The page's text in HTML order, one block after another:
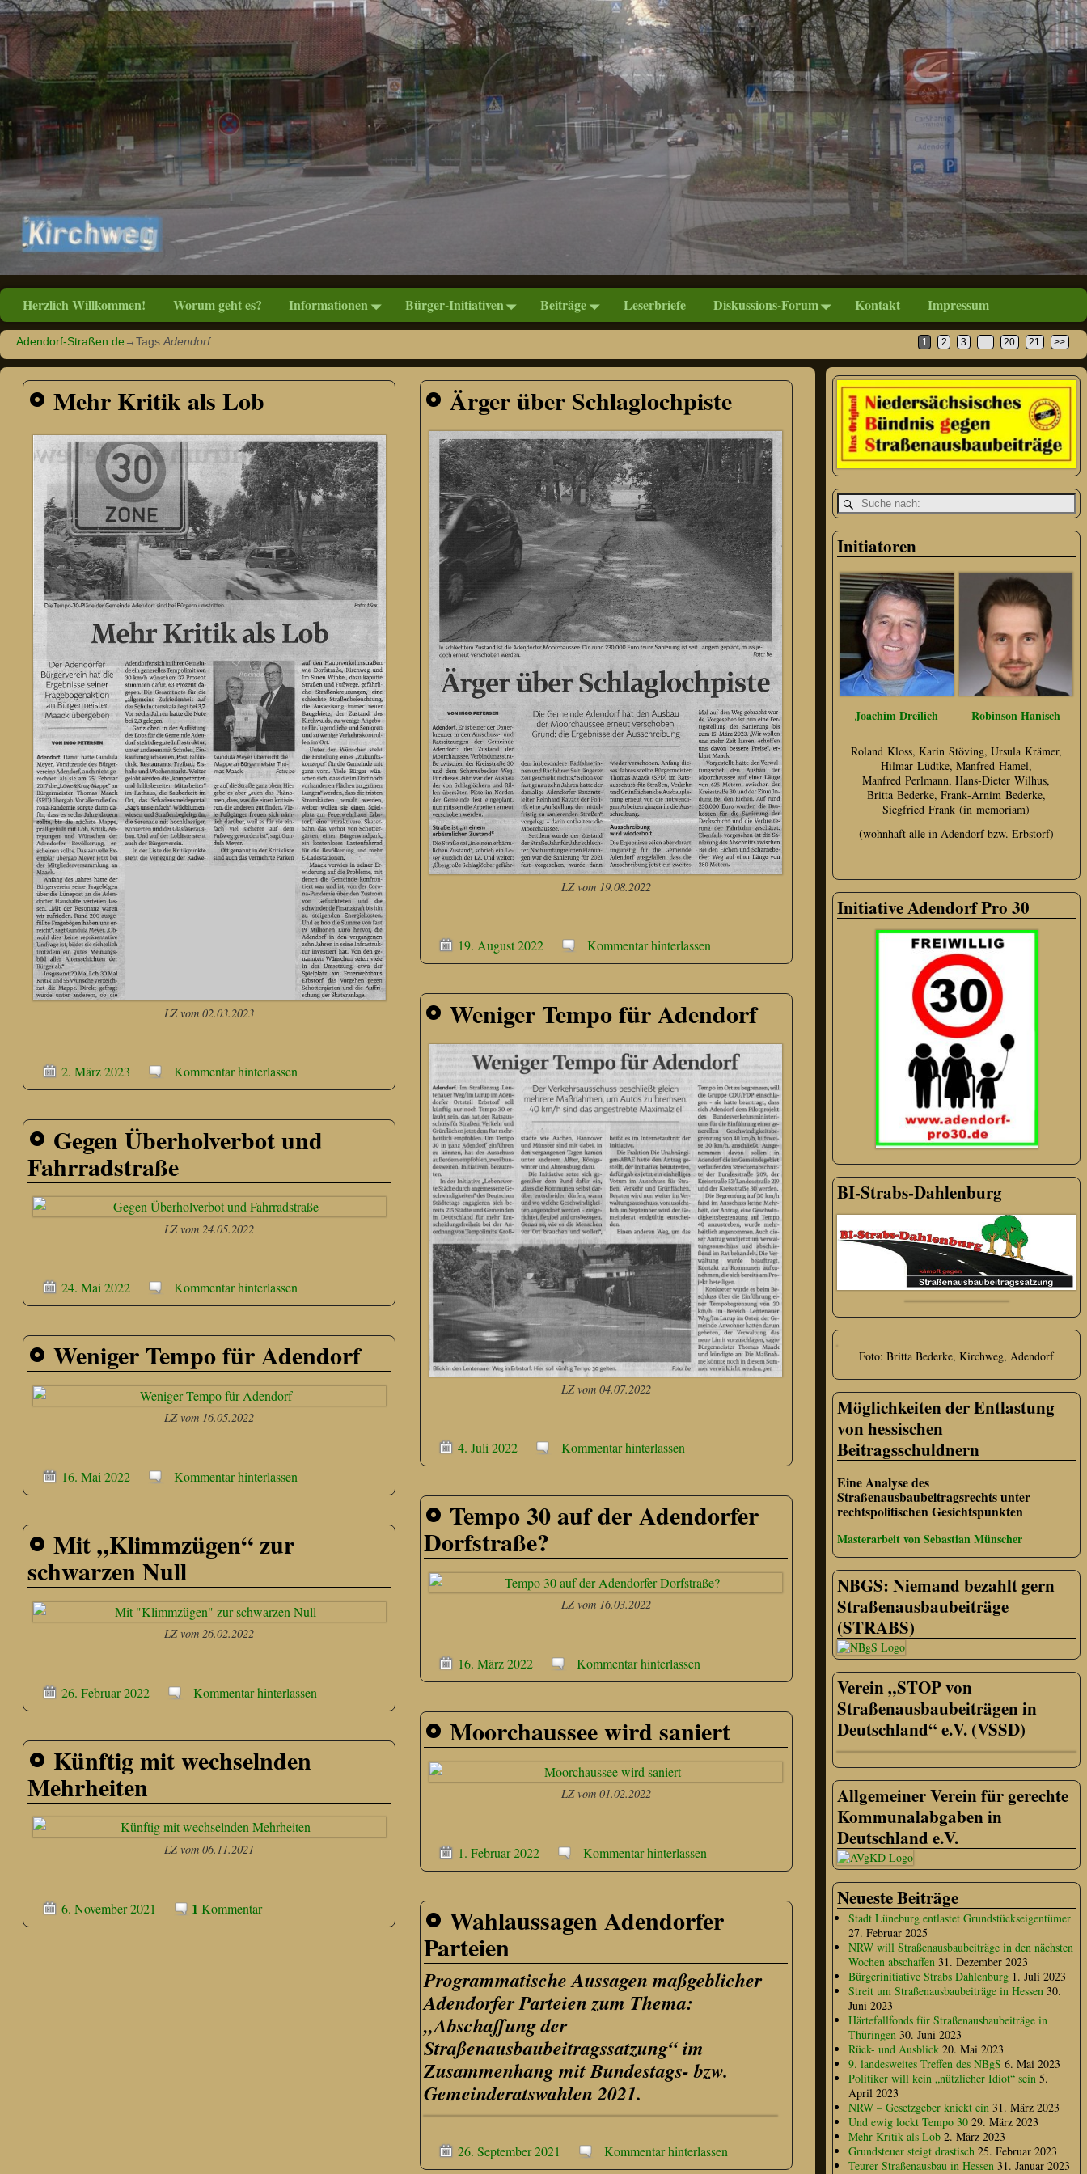
Herzlich Willkommen! Worum geht es? Informationen Bürger-Initiativen Beiträge Leserbriefe Diskussions-Forum Kontakt Impressum
Adendorf-Straßen.de→Tags Adendorf 1 2 3 … 20 21 >>
Mehr Kritik als Lob
LZ vom 02.03.2023
2. März 2023 Kommentar hinterlassen
Ärger über Schlaglochpiste
LZ vom 19.08.2022
19. August 2022 Kommentar hinterlassen
Weniger Tempo für Adendorf
LZ vom 04.07.2022
4. Juli 2022 Kommentar hinterlassen
Gegen Überholverbot und
Fahrradstraße
LZ vom 24.05.2022
24. Mai 2022 Kommentar hinterlassen
Weniger Tempo für Adendorf
LZ vom 16.05.2022
16. Mai 2022 Kommentar hinterlassen
Tempo 30 auf der Adendorfer
Dorfstraße?
LZ vom 16.03.2022
16. März 2022 Kommentar hinterlassen
Mit „Klimmzügen“ zur
schwarzen Null
LZ vom 26.02.2022
26. Februar 2022 Kommentar hinterlassen
Moorchaussee wird saniert
LZ vom 01.02.2022
1. Februar 2022 Kommentar hinterlassen
Künftig mit wechselnden
Mehrheiten
LZ vom 06.11.2021
6. November 2021 1 Kommentar Wahlaussagen Adendorfer
Parteien
Programmatische Aussagen maßgeblicher
Adendorfer Parteien zum Thema:
„Abschaffung der
Straßenausbaubeitragssatzung“ im
Zusammenhang mit Bundestags- bzw.
Gemeinderatswahlen 2021.
26. September 2021 Kommentar hinterlassen
Initiatoren
Joachim Dreilich Robinson Hanisch
Roland Kloss, Karin Stöving, Ursula Krämer,
Hilmar Lüdtke, Manfred Hamel,
Manfred Perlmann, Hans‑Dieter Wilhus,
Britta Bederke, Frank‑Arnim Bederke,
Siegfried Frank (in memoriam)
(wohnhaft alle in Adendorf bzw. Erbstorf)
Initiative Adendorf Pro 30
BI-Strabs-Dahlenburg
Foto: Britta Bederke, Kirchweg, Adendorf
Möglichkeiten der Entlastung
von hessischen
Beitragsschuldnern
Eine Analyse des
Straßenausbaubeitragsrechts unter
rechtspolitischen Gesichtspunkten
Masterarbeit von Sebastian Münscher
NBGS: Niemand bezahlt gern
Straßenausbaubeiträge
(STRABS)
Verein „STOP von
Straßenausbaubeiträgen in
Deutschland“ e.V. (VSSD)
Allgemeiner Verein für gerechte
Kommunalabgaben in
Deutschland e.V.
Neueste Beiträge
Stadt Lüneburg entlastet Grundstückseigentümer
27. Februar 2025
NRW will Straßenausbaubeiträge in den nächsten
Wochen abschaffen 31. Dezember 2023
Bürgerinitiative Strabs Dahlenburg 1. Juli 2023
Streit um Straßenausbaubeiträge in Hessen 30.
Juni 2023
Härtefallfonds für Straßenausbaubeiträge in
Thüringen 30. Juni 2023
Rück- und Ausblick 20. Mai 2023
9. landesweites Treffen des NBgS 6. Mai 2023
Politiker will kein „nützlicher Idiot“ sein 5.
April 2023
NRW – Gesetzgeber knickt ein 31. März 2023
Und ewig lockt Tempo 30 29. März 2023
Mehr Kritik als Lob 2. März 2023
Grundsteuer steigt drastisch 25. Februar 2023
Teurer Straßenausbau in Hessen 31. Januar 2023